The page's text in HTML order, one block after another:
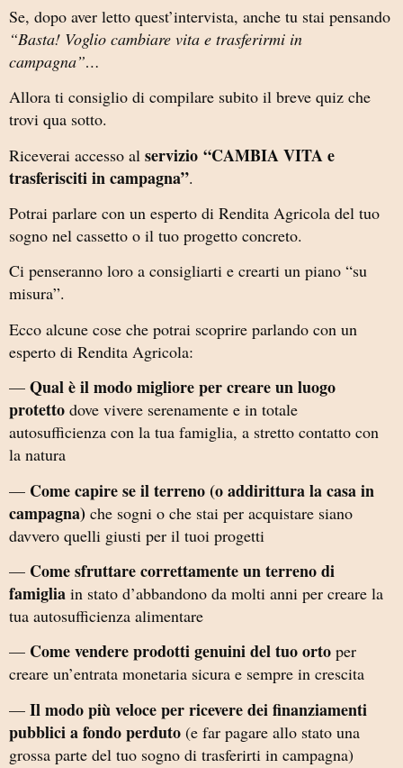
Se, dopo aver letto quest’intervista, anche tu stai pensando
“Basta! Voglio cambiare vita e trasferirmi in
campagna”…
Allora ti consiglio di compilare subito il breve quiz che
trovi qua sotto.
Riceverai accesso al servizio “CAMBIA VITA e
trasferisciti in campagna”.
Potrai parlare con un esperto di Rendita Agricola del tuo
sogno nel cassetto o il tuo progetto concreto.
Ci penseranno loro a consigliarti e crearti un piano “su
misura”.
Ecco alcune cose che potrai scoprire parlando con un
esperto di Rendita Agricola:
— Qual è il modo migliore per creare un luogo
protetto dove vivere serenamente e in totale
autosufficienza con la tua famiglia, a stretto contatto con
la natura
— Come capire se il terreno (o addirittura la casa in
campagna) che sogni o che stai per acquistare siano
davvero quelli giusti per il tuoi progetti
— Come sfruttare correttamente un terreno di
famiglia in stato d’abbandono da molti anni per creare la
tua autosufficienza alimentare
— Come vendere prodotti genuinidel tuo orto per
creare un’entrata monetaria sicura e sempre in crescita
— Il modo più veloce per ricevere dei finanziamenti
pubblici a fondo perduto (e far pagare allo stato una
grossa parte del tuo sogno di trasferirti in campagna)